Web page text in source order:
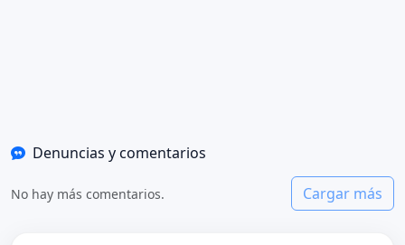
Denuncias y comentarios
No hay más comentarios. Cargar más